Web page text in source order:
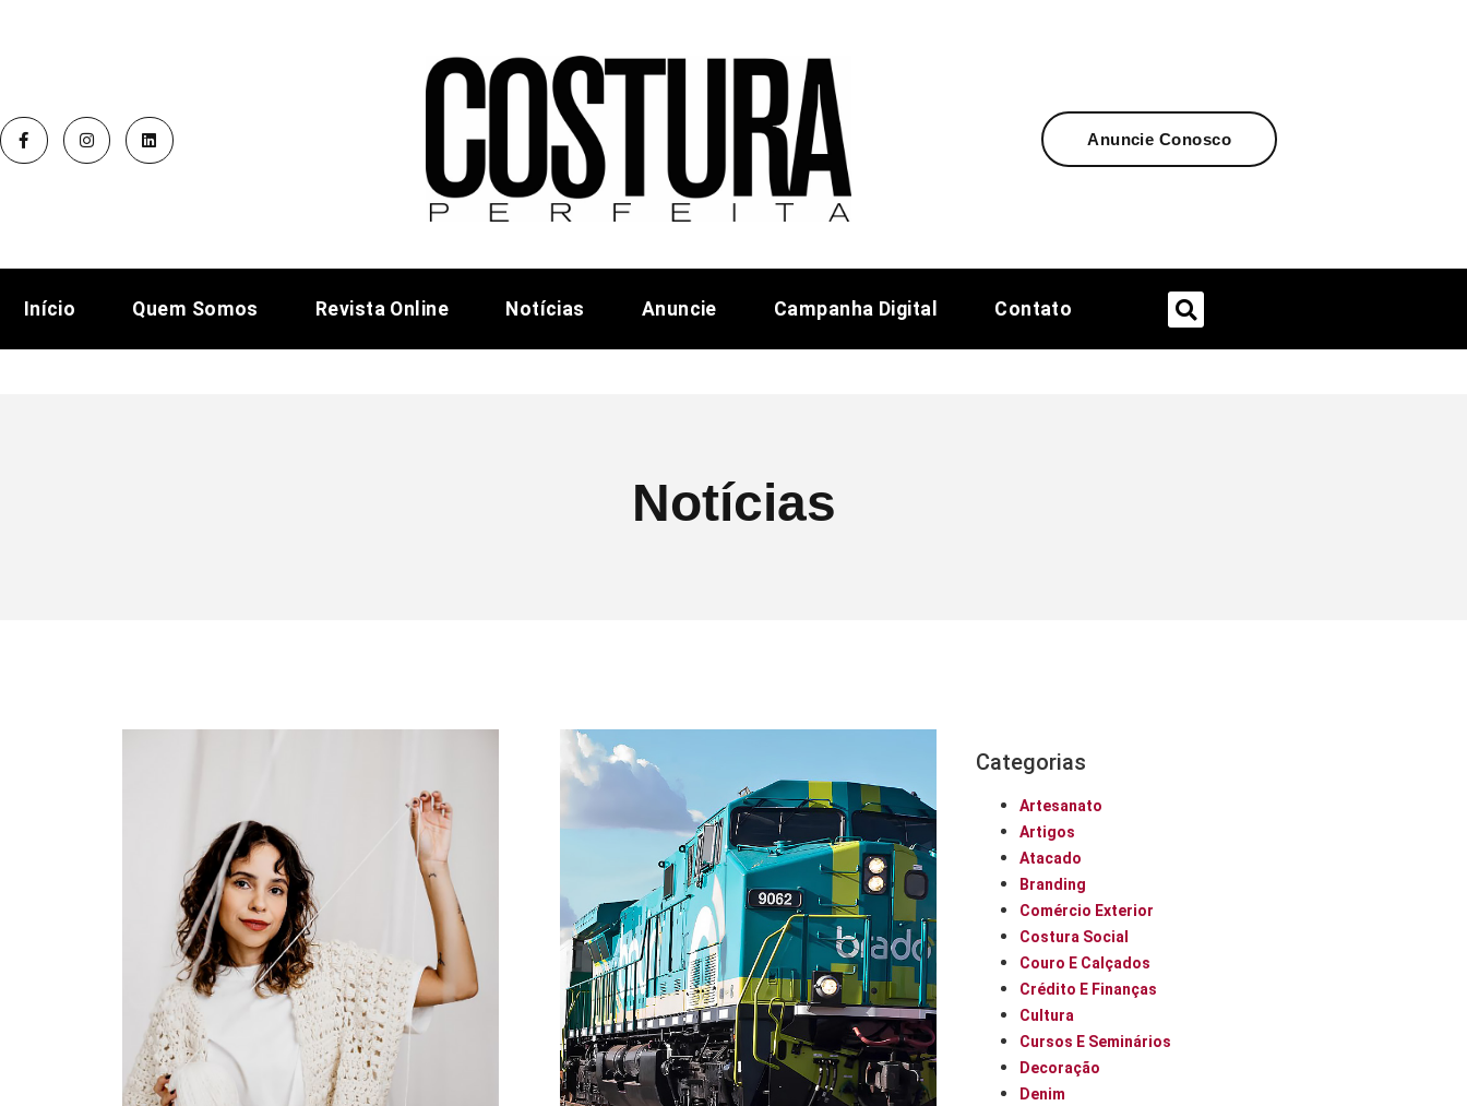
Anuncie Conosco
Início Quem Somos Revista Online Notícias Anuncie Campanha Digital Contato
Notícias
Categorias
Artesanato
Artigos
Atacado
Branding
Comércio Exterior
Costura Social
Couro E Calçados
Crédito E Finanças
Cultura
Cursos E Seminários
Decoração
Denim